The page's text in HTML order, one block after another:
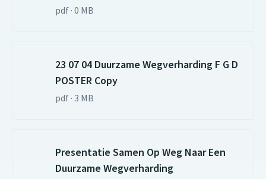
pdf · 0 MB
23 07 04 Duurzame Wegverharding F G D
POSTER Copy
pdf · 3 MB
Presentatie Samen Op Weg Naar Een
Duurzame Wegverharding